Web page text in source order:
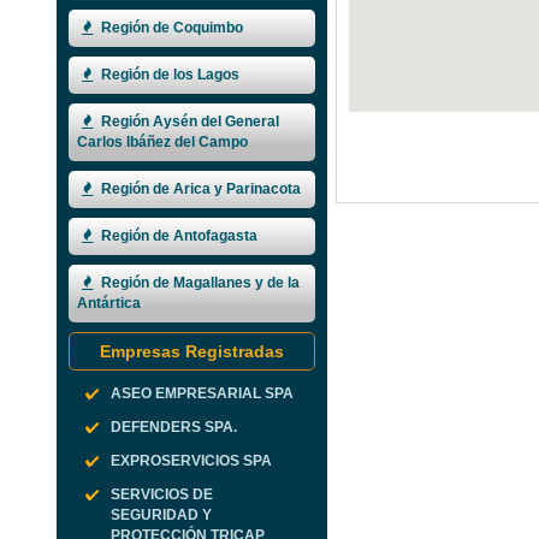
Región de Coquimbo
Región de los Lagos
Región Aysén del General
Carlos Ibáñez del Campo
Región de Arica y Parinacota
Región de Antofagasta
Región de Magallanes y de la
Antártica
Empresas Registradas
ASEO EMPRESARIAL SPA
DEFENDERS SPA.
EXPROSERVICIOS SPA
SERVICIOS DE
SEGURIDAD Y